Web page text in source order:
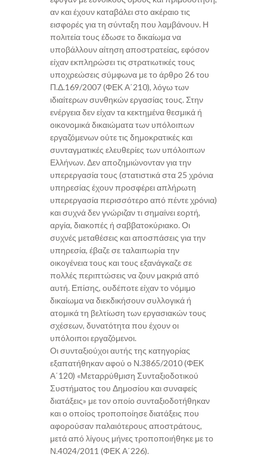
αν και έχουν καταβάλει στο ακέραιο τις
εισφορές για τη σύνταξη που λαμβάνουν. Η
πολιτεία τους έδωσε το δικαίωμα να
υποβάλλουν αίτηση αποστρατείας, εφόσον
είχαν εκπληρώσει τις στρατιωτικές τους
υποχρεώσεις σύμφωνα με το άρθρο 26 του
Π.Δ.169/2007 (ΦΕΚ Α΄210), λόγω των
ιδιαίτερων συνθηκών εργασίας τους. Στην
ενέργεια δεν είχαν τα κεκτημένα θεσμικά ή
οικονομικά δικαιώματα των υπόλοιπων
εργαζόμενων ούτε τις δημοκρατικές και
συνταγματικές ελευθερίες των υπόλοιπων
Ελλήνων. Δεν αποζημιώνονταν για την
υπερεργασία τους (στατιστικά στα 25 χρόνια
υπηρεσίας έχουν προσφέρει απλήρωτη
υπερεργασία περισσότερο από πέντε χρόνια)
και συχνά δεν γνώριζαν τι σημαίνει εορτή,
αργία, διακοπές ή σαββατοκύριακο. Οι
συχνές μεταθέσεις και αποσπάσεις για την
υπηρεσία, έβαζε σε ταλαιπωρία την
οικογένεια τους και τους εξανάγκαζε σε
πολλές περιπτώσεις να ζουν μακριά από
αυτή. Επίσης, ουδέποτε είχαν το νόμιμο
δικαίωμα να διεκδικήσουν συλλογικά ή
ατομικά τη βελτίωση των εργασιακών τους
σχέσεων, δυνατότητα που έχουν οι
υπόλοιποι εργαζόμενοι.
Οι συνταξιούχοι αυτής της κατηγορίας
εξαπατήθηκαν αφού ο Ν.3865/2010 (ΦΕΚ
Α΄120) «Μεταρρύθμιση Συνταξιοδοτικού
Συστήματος του Δημοσίου και συναφείς
διατάξεις» με τον οποίο συνταξιοδοτήθηκαν
και ο οποίος τροποποίησε διατάξεις που
αφορούσαν παλαιότερους αποστράτους,
μετά από λίγους μήνες τροποποιήθηκε με το
Ν.4024/2011 (ΦΕΚ Α΄226).